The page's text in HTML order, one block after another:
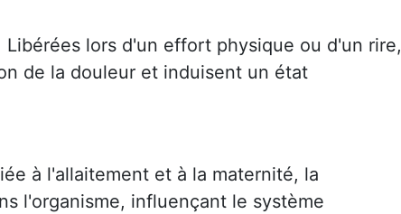
lors d'un effort physique ou d'un rire,
de la douleur et induisent un état
à l'allaitement et à la maternité, la
l'organisme, influençant le système